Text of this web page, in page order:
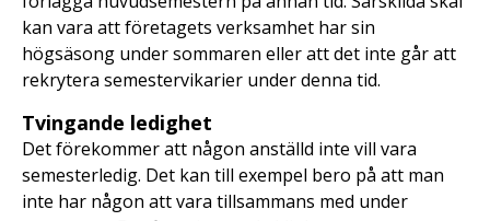
kan vara att företagets verksamhet har sin
högsäsong under sommaren eller att det inte går att
rekrytera semestervikarier under denna tid.
Tvingande ledighet
Det förekommer att någon anställd inte vill vara
semesterledig. Det kan till exempel bero på att man
inte har någon att vara tillsammans med under